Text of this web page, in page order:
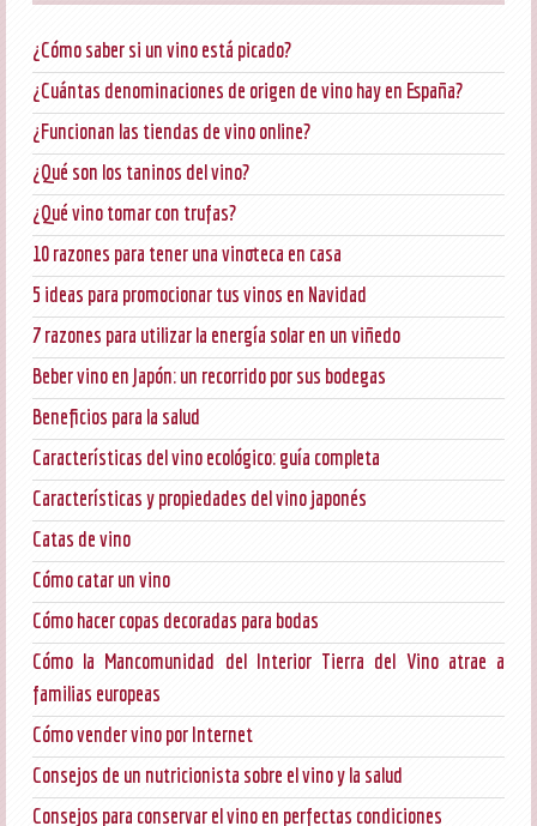
¿Cómo saber si un vino está picado?
¿Cuántas denominaciones de origen de vino hay en España?
¿Funcionan las tiendas de vino online?
¿Qué son los taninos del vino?
¿Qué vino tomar con trufas?
10 razones para tener una vinoteca en casa
5 ideas para promocionar tus vinos en Navidad
7 razones para utilizar la energía solar en un viñedo
Beber vino en Japón: un recorrido por sus bodegas
Beneficios para la salud
Características del vino ecológico: guía completa
Características y propiedades del vino japonés
Catas de vino
Cómo catar un vino
Cómo hacer copas decoradas para bodas
Cómo la Mancomunidad del Interior Tierra del Vino atrae a
familias europeas
Cómo vender vino por Internet
Consejos de un nutricionista sobre el vino y la salud
Consejos para conservar el vino en perfectas condiciones